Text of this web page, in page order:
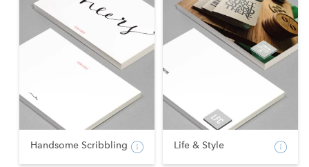
Handsome Scribbling Life & Style